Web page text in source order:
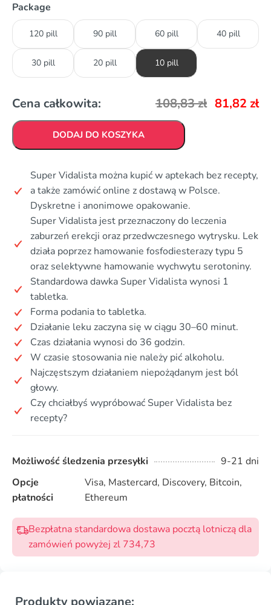
Package
120 pill 90 pill 60 pill 40 pill
30 pill 20 pill 10 pill
Cena całkowita: 108,83zł 81,82 zł
DODAJ DO KOSZYKA
Super Vidalista można kupić w aptekach bez recepty,
a także zamówić online z dostawą w Polsce.
Dyskretne i anonimowe opakowanie.
Super Vidalista jest przeznaczony do leczenia
zaburzeń erekcji oraz przedwczesnego wytrysku. Lek
działa poprzez hamowanie fosfodiesterazy typu 5
oraz selektywne hamowanie wychwytu serotoniny.
Standardowa dawka Super Vidalista wynosi 1
tabletka.
Forma podania to tabletka.
Działanie leku zaczyna się w ciągu 30–60 minut.
Czas działania wynosi do 36 godzin.
W czasie stosowania nie należy pić alkoholu.
Najczęstszym działaniem niepożądanym jest ból
głowy.
Czy chciałbyś wypróbować Super Vidalista bez
recepty?
Możliwość śledzenia przesyłki
9-21 dni
Opcje
płatności
Visa, Mastercard, Discovery, Bitcoin,
Ethereum
Bezpłatna standardowa dostawa pocztą lotniczą dla
zamówień powyżej zl 734,73